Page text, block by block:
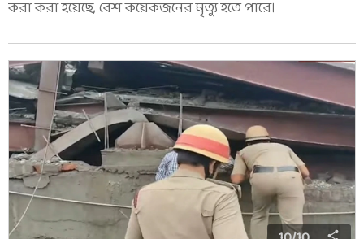
করা করা হয়েছে, বেশ কয়েকজনের মৃত্যু হতে পারে।